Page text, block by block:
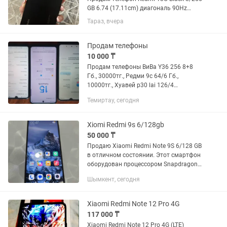
GB 6.74 (17.11cm) диагональ 90Hz
дисплей 50MP AI камера 5 000mAh
батарея Торг уместен
Тараз, вчера
Продам телефоны
10 000 ₸
Продам телефоны ВиВа Y36 256 8+8
Гб., 30000тг., Редми 9c 64/6 Гб.,
10000тг., Хуавей p30 lai 126/4
Перекупщики проходите мимо
Темиртау, сегодня
Xiomi Redmi 9s 6/128gb
50 000 ₸
Продаю Xiaomi Redmi Note 9S 6/128 GB
в отличном состоянии. Этот смартфон
оборудован процессором Snapdragon
на 5020 матч для долгого времени
Шымкент, сегодня
Xiaomi Redmi Note 12 Pro 4G
117 000 ₸
Xiaomi Redmi Note 12 Pro 4G (LTE)